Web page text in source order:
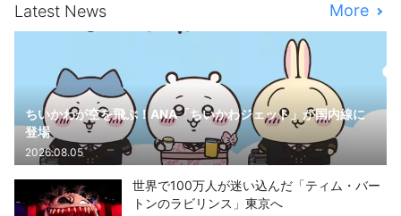
Latest News More
ちいかわが空を飛ぶ！ANA「ちいかわジェット」が国内線に
登場
2026.08.05
世界で100万人が迷い込んだ「ティム・バー
トンのラビリンス」東京へ